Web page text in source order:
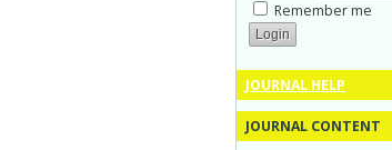
Remember me
JOURNAL HELP
JOURNAL CONTENT